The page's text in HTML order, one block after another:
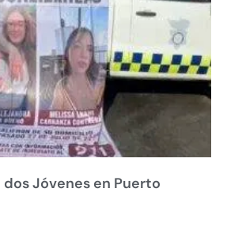
Jóvenes en Puerto